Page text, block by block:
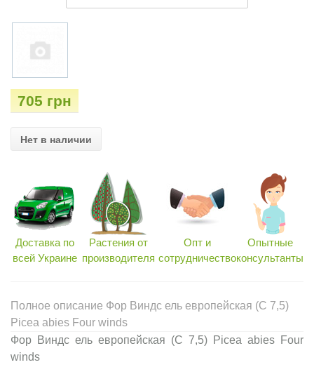
705 грн
Нет в наличии
Доставка по
всей Украине
Растения от
производителя
Опт и
сотрудничество
Опытные
консультанты
Полное описание Фор Виндс ель европейская (C 7,5)
Picea abies Four winds
Фор Виндс ель европейская (C 7,5) Picea abies Four
winds